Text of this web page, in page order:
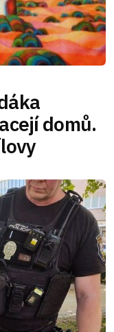
domů.